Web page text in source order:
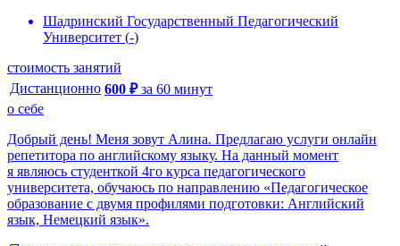
Шадринский Государственный Педагогический
Университет (-)
стоимость занятий
Дистанционно 600 ₽ за 60 минут
о себе
Добpый день! Mеня зовут Алина. Предлагаю услуги онлайн
репетитора по английскому языку. На данный момент
я являюсь студенткой 4го курса педагогического
университета, обучаюсь по направлению «Педагогическое
образование с двумя профилями подготовки: Английский
язык, Немецкий язык».